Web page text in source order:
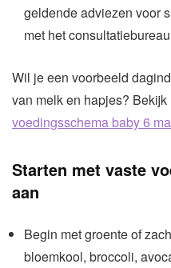
geldende adviezen voor
met het
Wil je een voorbeeld
van melk en hapjes?
voedingsschema baby 6
Starten met vaste
aan
Begin met groente of
bloemkool, broccoli,